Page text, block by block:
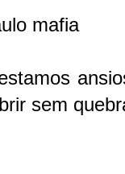
mafia
sem